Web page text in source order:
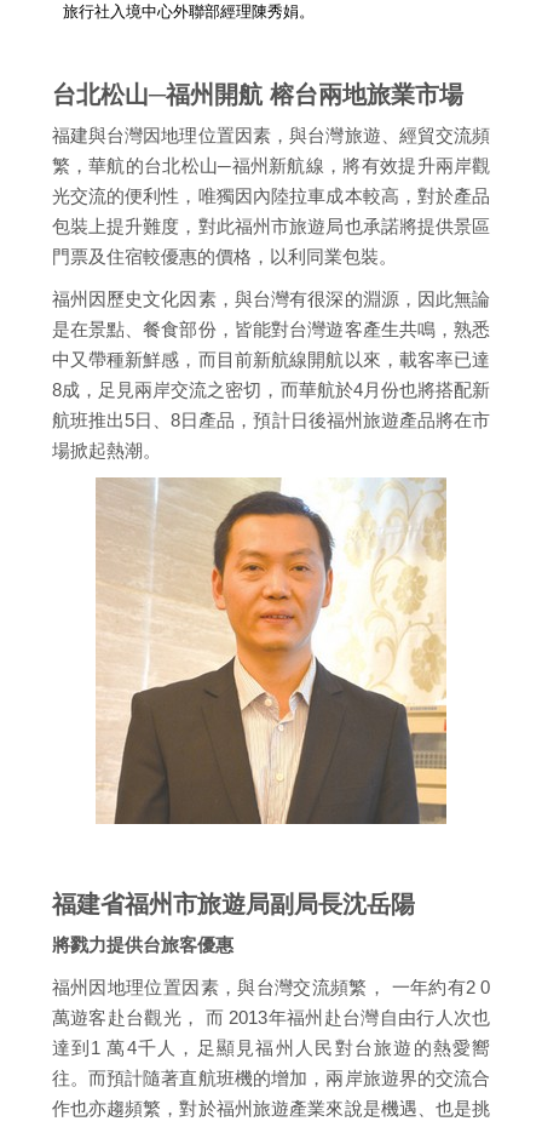
旅行社入境中心外聯部經理陳秀娟。
台北松山─福州開航 榕台兩地旅業市場
福建與台灣因地理位置因素，與台灣旅遊、經貿交流頻
繁，華航的台北松山─福州新航線，將有效提升兩岸觀
光交流的便利性，唯獨因內陸拉車成本較高，對於產品
包裝上提升難度，對此福州市旅遊局也承諾將提供景區
門票及住宿較優惠的價格，以利同業包裝。
福州因歷史文化因素，與台灣有很深的淵源，因此無論
是在景點、餐食部份，皆能對台灣遊客產生共鳴，熟悉
中又帶種新鮮感，而目前新航線開航以來，載客率已達
8成，足見兩岸交流之密切，而華航於4月份也將搭配新
航班推出5日、8日產品，預計日後福州旅遊產品將在市
場掀起熱潮。
福建省福州市旅遊局副局長沈岳陽
將戮力提供台旅客優惠
福州因地理位置因素，與台灣交流頻繁， 一年約有2 0
萬遊客赴台觀光， 而 2013年福州赴台灣自由行人次也
達到1 萬4千人，足顯見福州人民對台旅遊的熱愛嚮
往。而預計隨著直航班機的增加，兩岸旅遊界的交流合
作也亦趨頻繁，對於福州旅遊產業來說是機遇、也是挑